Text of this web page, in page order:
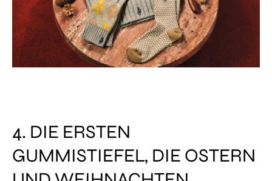
4. DIE ERSTEN
GUMMISTIEFEL, DIE OSTERN